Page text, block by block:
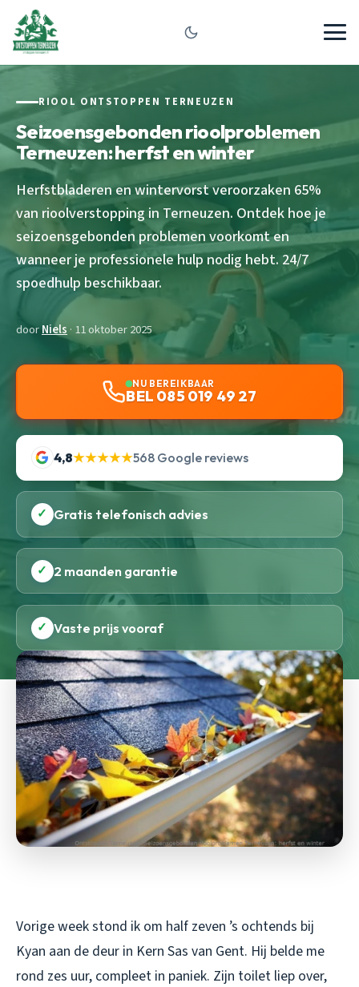
RIOOL ONTSTOPPEN TERNEUZEN
Seizoensgebonden rioolproblemen
Terneuzen: herfst en winter
Herfstbladeren en wintervorst veroorzaken 65%
van rioolverstopping in Terneuzen. Ontdek hoe je
seizoensgebonden problemen voorkomt en
wanneer je professionele hulp nodig hebt. 24/7
spoedhulp beschikbaar.
doorNiels · 11 oktober 2025
NU BEREIKBAAR
BEL 085 019 49 27
4,8★★★★★568 Google reviews
✓ Gratis telefonisch advies
✓ 2 maanden garantie
✓ Vaste prijs vooraf
Vorige week stond ik om half zeven ’s ochtends bij
Kyan aan de deur in Kern Sas van Gent. Hij belde me
rond zes uur, compleet in paniek. Zijn toilet liep over,